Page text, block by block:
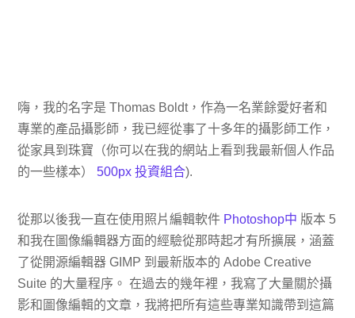
嗨，我的名字是 Thomas Boldt，作為一名業餘愛好者和
專業的產品攝影師，我已經從事了十多年的攝影師工作，
從家具到珠寶（你可以在我的網站上看到我最新個人作品
的一些樣本）500px 投資組合).
從那以後我一直在使用照片編輯軟件 Photoshop中 版本 5
和我在圖像編輯器方面的經驗從那時起才有所擴展，涵蓋
了從開源編輯器 GIMP 到最新版本的 Adob​​e Creative
Suite 的大量程序。 在過去的幾年裡，我寫了大量關於攝
影和圖像編輯的文章，我將把所有這些專業知識帶到這篇